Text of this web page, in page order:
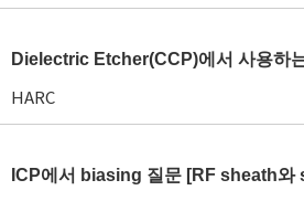
HARC
ICP에서 biasing 질문 [RF sheath와